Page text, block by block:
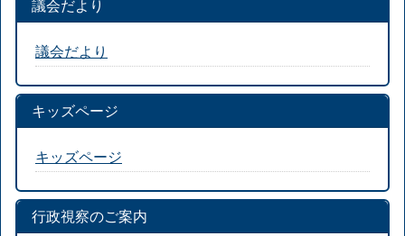
議会だより
議会だより
キッズページ
キッズページ
行政視察のご案内